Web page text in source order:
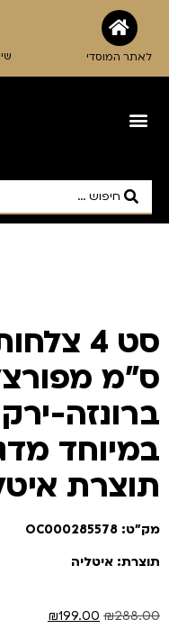
לאתר המוסדי
ס"מ
ברונזה-
תוצרת
מק"ט: OC000285578
תוצרת: איטליה
₪288.00
₪199.00